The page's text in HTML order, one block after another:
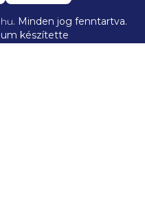
készítette
. Minden jog fenntartva.